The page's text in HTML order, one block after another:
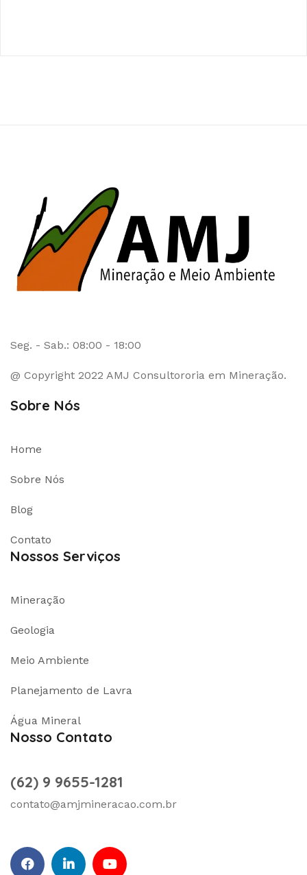
Seg. - Sab.: 08:00 - 18:00
@ Copyright 2022 AMJ Consultororia em Mineração.
Sobre Nós
Home
Sobre Nós
Blog
Contato
Nossos Serviços
Mineração
Geologia
Meio Ambiente
Planejamento de Lavra
Água Mineral
Nosso Contato
(62) 9 9655-1281
contato@amjmineracao.com.br